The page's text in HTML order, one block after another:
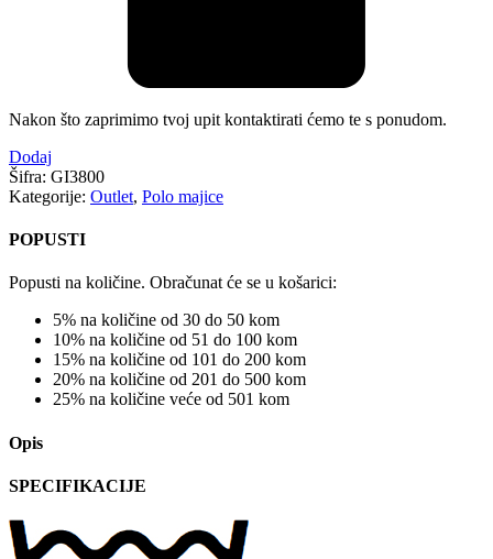
Nakon što zaprimimo tvoj upit kontaktirati ćemo te s ponudom.
Dodaj
Šifra: GI3800
Kategorije: Outlet, Polo majice
POPUSTI
Popusti na količine. Obračunat će se u košarici:
5% na količine od 30 do 50 kom
10% na količine od 51 do 100 kom
15% na količine od 101 do 200 kom
20% na količine od 201 do 500 kom
25% na količine veće od 501 kom
Opis
SPECIFIKACIJE